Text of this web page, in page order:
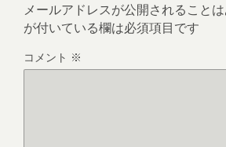
メールアドレスが公開されることは
が付いている欄は必須項目です
コメント ※